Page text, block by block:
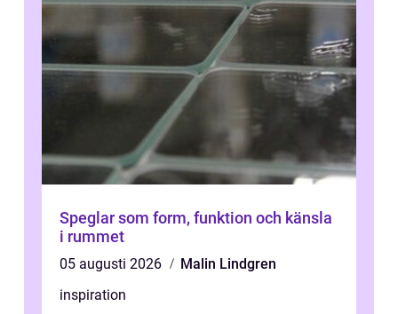
Speglar som form, funktion och känsla
i rummet
05 augusti 2026
Malin Lindgren
inspiration